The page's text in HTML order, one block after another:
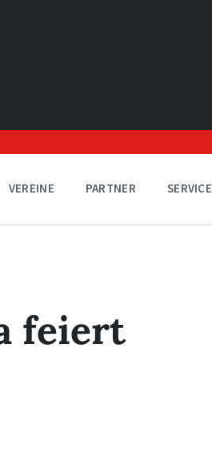
VEREINE PARTNER SERVICE
feiert